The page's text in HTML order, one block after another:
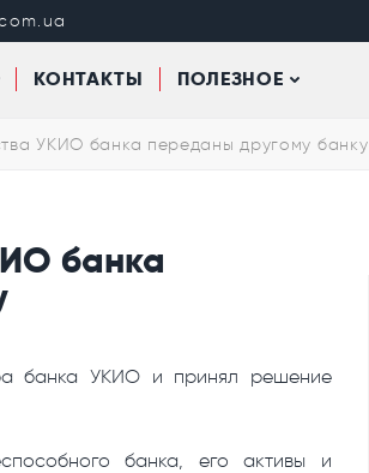
КОНТАКТЫ ПОЛЕЗНОЕ
УКИО банка переданы другому банку
банка
банка УКИО и принял решение
банка, его активы и